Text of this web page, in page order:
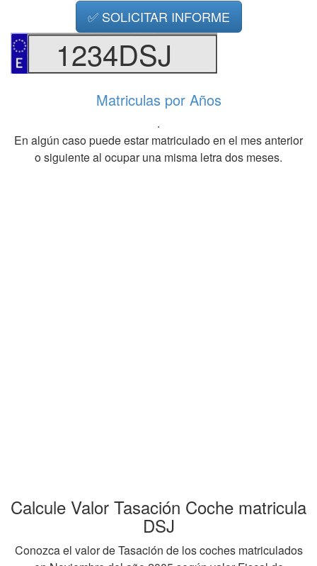
✅ SOLICITAR INFORME
1234DSJ
Matriculas por Años
.
En algún caso puede estar matriculado en el mes anterior
o siguiente al ocupar una misma letra dos meses.
Calcule Valor Tasación Coche matricula
DSJ
Conozca el valor de Tasación de los coches matriculados